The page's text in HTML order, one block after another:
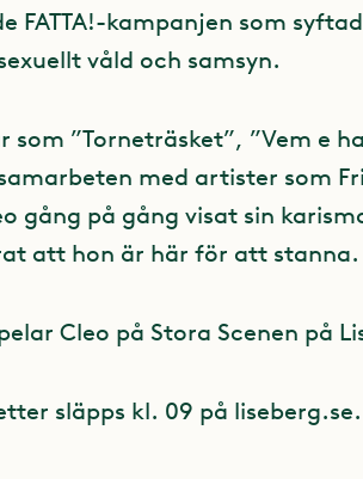
FATTA!-kampanjen som
våld och samsyn.
som ”Torneträsket”, ”Vem e
med artister som
gång på gång visat sin
att hon är här för att stanna.
Cleo på Stora Scenen på
släpps kl. 09 på liseberg.se.